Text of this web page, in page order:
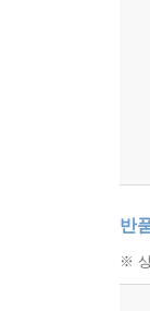
반
※